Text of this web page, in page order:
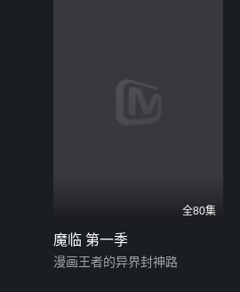
全80集
魔临 第一季
漫画王者的异界封神路